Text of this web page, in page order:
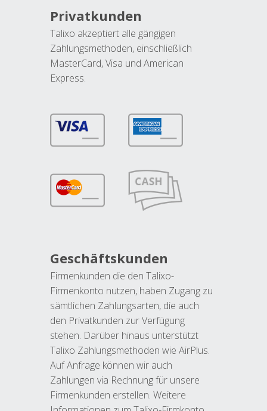
Privatkunden
Talixo akzeptiert alle gängigen
Zahlungsmethoden, einschließlich
MasterCard, Visa und American
Express.
Geschäftskunden
Firmenkunden die den Talixo-
Firmenkonto nutzen, haben Zugang zu
sämtlichen Zahlungsarten, die auch
den Privatkunden zur Verfügung
stehen. Darüber hinaus unterstützt
Talixo Zahlungsmethoden wie AirPlus.
Auf Anfrage können wir auch
Zahlungen via Rechnung für unsere
Firmenkunden erstellen. Weitere